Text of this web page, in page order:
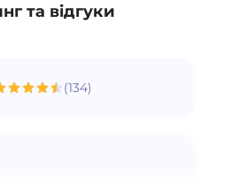
та відгуки
(134)